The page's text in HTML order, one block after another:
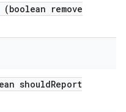
(boolean remove
shouldReport